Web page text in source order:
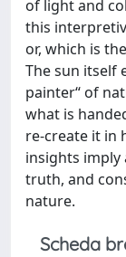
of light and
this
or, which is
The sun itself
painter“ of
what is
re-create it in
insights
truth, and
nature.
Scheda